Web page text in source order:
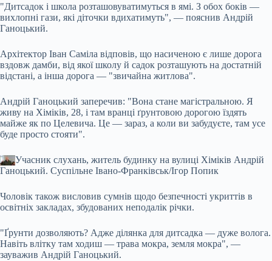
"Дитсадок і школа розташовуватимуться в ямі. З обох боків —
вихлопні гази, які діточки вдихатимуть", — пояснив Андрій
Ганоцький.
Архітектор Іван Саміла відповів, що насиченою є лише дорога
вздовж дамби, від якої школу й садок розташують на достатній
відстані, а інша дорога — "звичайна житлова".
Андрій Ганоцький заперечив: "Вона стане магістральною. Я
живу на Хіміків, 28, і там вранці ґрунтовою дорогою їздять
майже як по Целевича. Це — зараз, а коли ви забудуєте, там усе
буде просто стояти".
Учасник слухань, житель будинку на вулиці Хіміків Андрій
Ганоцький. Суспільне Івано-Франківськ/Ігор Попик
Чоловік також висловив сумнів щодо безпечності укриттів в
освітніх закладах, збудованих неподалік річки.
"Ґрунти дозволяють? Адже ділянка для дитсадка — дуже волога.
Навіть влітку там ходиш — трава мокра, земля мокра", —
зауважив Андрій Ганоцький.